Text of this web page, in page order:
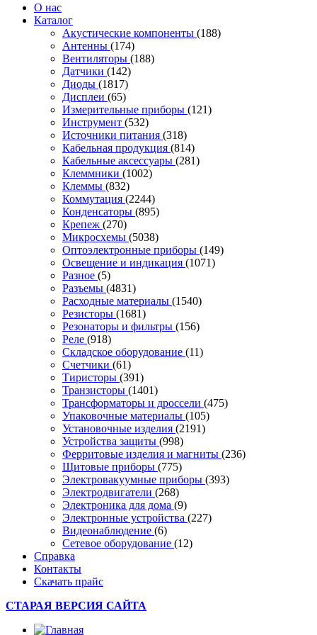
О нас
Каталог
Акустические компоненты (188)
Антенны (174)
Вентиляторы (188)
Датчики (142)
Диоды (1817)
Дисплеи (65)
Измерительные приборы (121)
Инструмент (532)
Источники питания (318)
Кабельная продукция (814)
Кабельные аксессуары (281)
Клеммники (1002)
Клеммы (832)
Коммутация (2244)
Конденсаторы (895)
Крепеж (270)
Микросхемы (5038)
Оптоэлектронные приборы (149)
Освещение и индикация (1071)
Разное (5)
Разъемы (4831)
Расходные материалы (1540)
Резисторы (1681)
Резонаторы и фильтры (156)
Реле (918)
Складское оборудование (11)
Счетчики (61)
Тиристоры (391)
Транзисторы (1401)
Трансформаторы и дроссели (475)
Упаковочные материалы (105)
Установочные изделия (2191)
Устройства защиты (998)
Ферритовые изделия и магниты (236)
Щитовые приборы (775)
Электровакуумные приборы (393)
Электродвигатели (268)
Электроника для дома (9)
Электронные устройства (227)
Видеонаблюдение (6)
Сетевое оборудование (12)
Справка
Контакты
Скачать прайс
СТАРАЯ ВЕРСИЯ САЙТА